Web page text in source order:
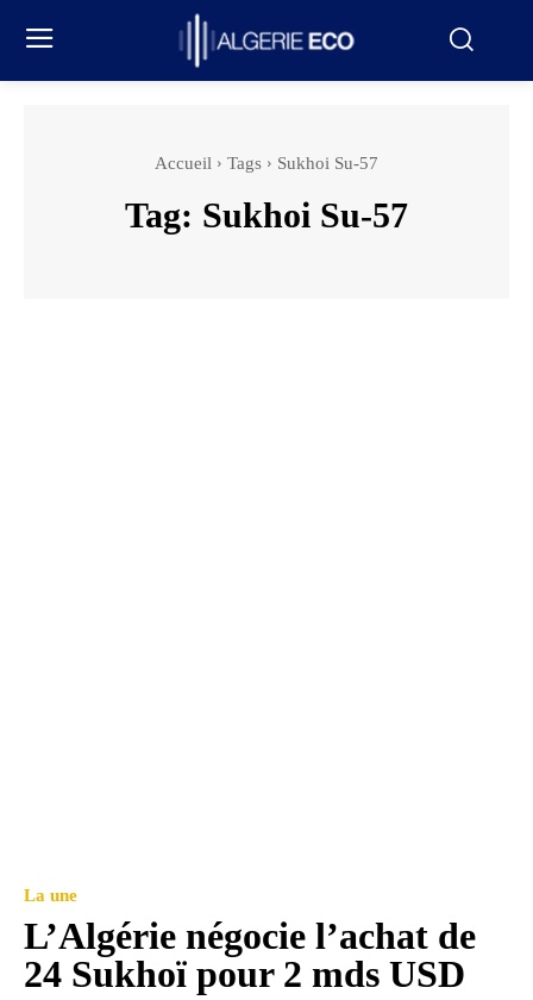
Accueil Tags Sukhoi Su-57
Tag: Sukhoi Su-57
La une
L’Algérie négocie l’achat de
24 Sukhoï pour 2 mds USD